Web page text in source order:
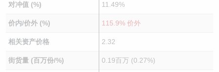
对冲值 (%) 11.49%
价内/价外 (%) 115.9% 价外
相关资产价格 2.32
街货量 (百万份/%) 0.19百万 (0.27%)